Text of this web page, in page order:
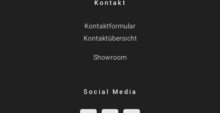
Kontakt
Kontaktformular
Kontaktübersicht
Showroom
Social Media